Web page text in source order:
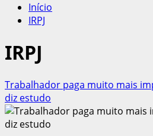
Início
IRPJ
IRPJ
Trabalhador paga muito mais
diz estudo